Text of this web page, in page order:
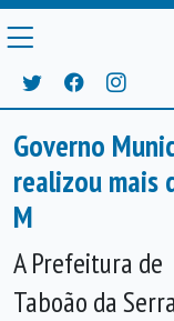
Governo
realizou mais
M
A Prefeitura de
Taboão da